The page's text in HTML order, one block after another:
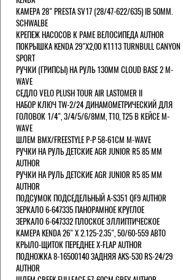
КАМЕРА 28" PRESTA SV17 (28/47-622/635) IB 50MM.
SCHWALBE
КРЕПЕЖ НАСОСОВ К РАМЕ ВЕЛОСИПЕДА AUTHOR
ПОКРЫШКА KENDA 29"Х2,00 K1113 TURNBULL CANYON
SPORT
РУЧКИ (ГРИПСЫ) НА РУЛЬ 130ММ CLOUD BASE 2 M-
WAVE
СЕДЛО VELO PLUSH TOUR AIR LASTOMER II
НАБОР КЛЮЧ TW-2/24 ДИНАМОМЕТРИЧЕСКИЙ ДЛЯ
ГОЛОВОК 1/4", 3/4/5/6/8ММ, T10, T25 В КЕЙСЕ M-
WAVE
ШЛЕМ ВМХ/FREESTYLE Р-Р 58-61СМ M-WAVE
РУЧКИ НА РУЛЬ ДЕТСКИЕ AGR JUNIOR R5 85 ММ
AUTHOR
РУЧКИ НА РУЛЬ ДЕТСКИЕ AGR JUNIOR R5 85 ММ
AUTHOR
ПОДСУМОК ПОДСЕДЕЛЬНЫЙ A-S351 QF9 AUTHOR
ЗЕРКАЛО 6-647335 ПАНОРАМНОЕ КРУГЛОЕ
ЗЕРКАЛО 6-647332 ПЛОСКОЕ ЭЛЛИПТИЧЕСКОЕ
КАМЕРА KENDA 26" Х 2.125-2.35", 50/60-559 АВТО
КРЫЛО-ЩИТОК ПЕРЕДНЕЕ X-FLAP AUTHOR
ПОДНОЖКА 8-16500140 ЗАДНЯЯ AKS-530 RS-24/29
AUTHOR